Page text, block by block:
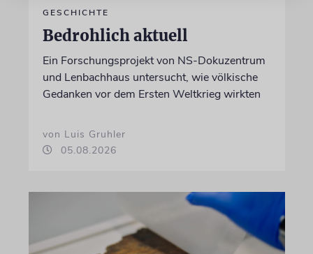
GESCHICHTE
Bedrohlich aktuell
Ein Forschungsprojekt von NS-Dokuzentrum
und Lenbachhaus untersucht, wie völkische
Gedanken vor dem Ersten Weltkrieg wirkten
von Luis Gruhler
05.08.2026